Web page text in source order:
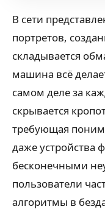
В сети
портретов,
складывается
машина всё
самом деле за
скрывается
требующая
даже устройства
бесконечными
пользователи
алгоритмы в